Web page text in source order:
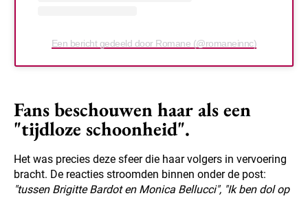
Een bericht gedeeld door Romane (@romaneinnc)
Fans beschouwen haar als een
"tijdloze schoonheid".
Het was precies deze sfeer die haar volgers in vervoering
bracht. De reacties stroomden binnen onder de post:
"tussen Brigitte Bardot en Monica Bellucci", "Ik ben dol op